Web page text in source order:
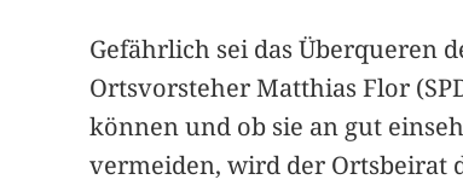
Gefährlich sei das Überqueren
Ortsvorsteher Matthias Flor
können und ob sie an gut
vermeiden, wird der Ortsbeirat